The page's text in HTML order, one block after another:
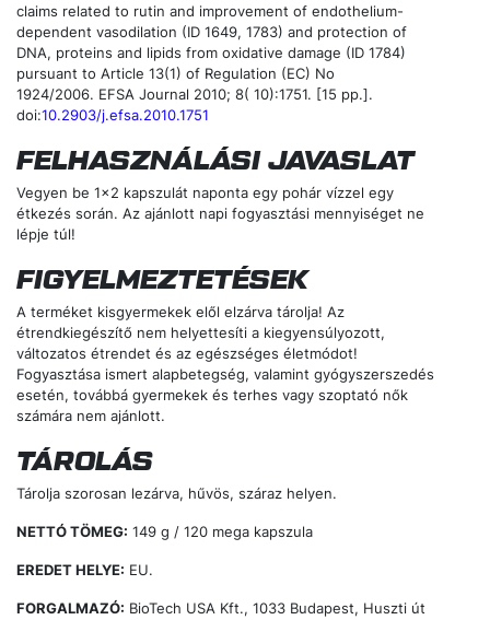
claims related to rutin and improvement of endothelium-
dependent vasodilation (ID 1649, 1783) and protection of
DNA, proteins and lipids from oxidative damage (ID 1784)
pursuant to Article 13(1) of Regulation (EC) No
1924/2006. EFSA Journal 2010; 8( 10):1751. [15 pp.].
doi:10.2903/j.efsa.2010.1751
FELHASZNÁLÁSI JAVASLAT
Vegyen be 1x2 kapszulát naponta egy pohár vízzel egy
étkezés során. Az ajánlott napi fogyasztási mennyiséget ne
lépje túl!
FIGYELMEZTETÉSEK
A terméket kisgyermekek elől elzárva tárolja! Az
étrendkiegészítő nem helyettesíti a kiegyensúlyozott,
változatos étrendet és az egészséges életmódot!
Fogyasztása ismert alapbetegség, valamint gyógyszerszedés
esetén, továbbá gyermekek és terhes vagy szoptató nők
számára nem ajánlott.
TÁROLÁS
Tárolja szorosan lezárva, hűvös, száraz helyen.
NETTÓ TÖMEG: 149 g / 120 mega kapszula
EREDET HELYE: EU.
FORGALMAZÓ: BioTech USA Kft., 1033 Budapest, Huszti út